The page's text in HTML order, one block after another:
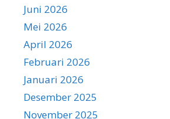
Juni 2026
Mei 2026
April 2026
Februari 2026
Januari 2026
Desember 2025
November 2025